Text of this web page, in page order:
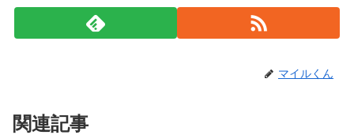
マイルくん
関連記事